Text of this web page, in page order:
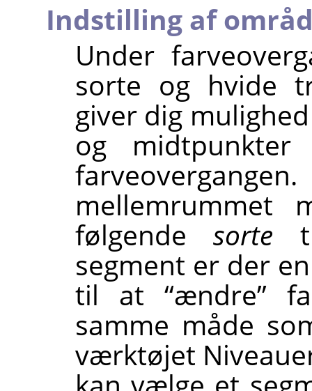
Indstilling af
Under
sorte og hvide
giver dig
og midtpunkter
mellemrummet
følgendesorte
segment er der
til at “ændre”
samme måde
værktøjet